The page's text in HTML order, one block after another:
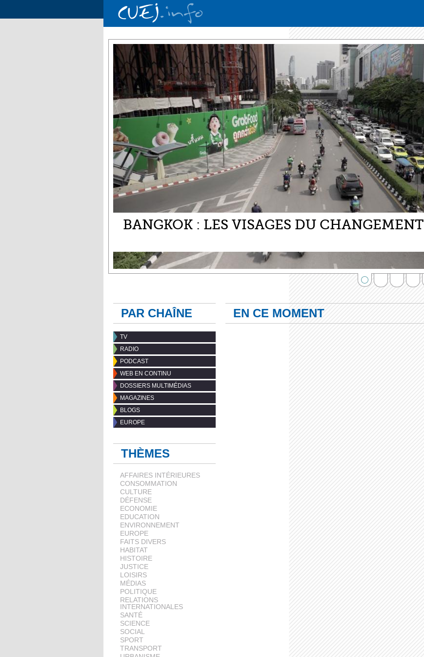
BANGKOK : LES VISAGES DU CHANGEMENT
PAR CHAÎNE
TV
RADIO
PODCAST
WEB EN CONTINU
DOSSIERS MULTIMÉDIAS
MAGAZINES
BLOGS
EUROPE
THÈMES
AFFAIRES INTÉRIEURES
CONSOMMATION
CULTURE
DÉFENSE
ECONOMIE
EDUCATION
ENVIRONNEMENT
EUROPE
FAITS DIVERS
HABITAT
HISTOIRE
JUSTICE
LOISIRS
MÉDIAS
POLITIQUE
RELATIONS
INTERNATIONALES
SANTÉ
SCIENCE
SOCIAL
SPORT
TRANSPORT
EN CE MOMENT